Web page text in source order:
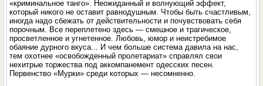
«криминальное танго». Неожиданный и волнующий эффект,
который никого не оставит равнодушным. Чтобы быть счастливым,
иногда надо сбежать от действительности и почувствовать себя
порочным. Все переплетено здесь — смешное и трагическое,
просветленное и угнетенное. Любовь, юмор и неистребимое
обаяние дурного вкуса... И чем больше система давила на нас,
тем охотнее «освобожденный пролетариат» справлял свои
нехитрые торжества под аккомпанемент одесских песен.
Первенство «Мурки» среди которых — несомненно.